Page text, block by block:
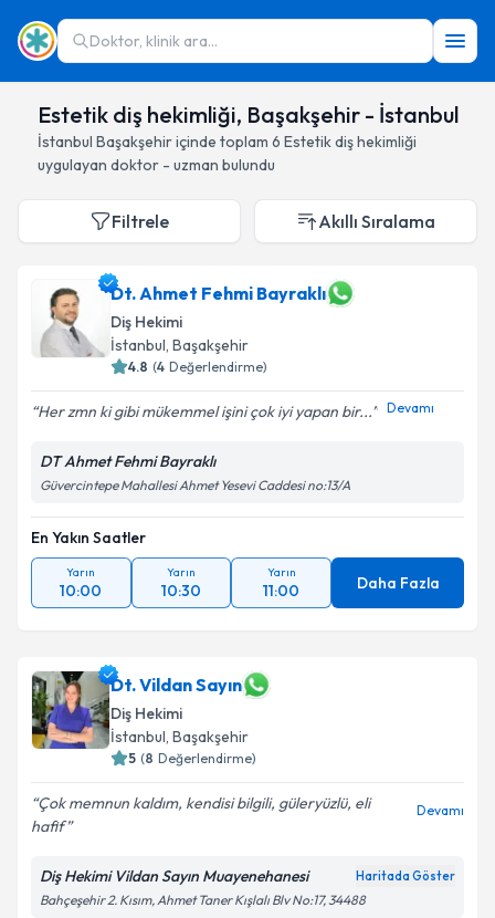
Doktor, klinik ara...
Estetik diş hekimliği, Başakşehir - İstanbul
İstanbul Başakşehiriçinde toplam 6 Estetik diş hekimliği
uygulayan doktor - uzman bulundu
Filtrele Akıllı Sıralama
Dt. Ahmet Fehmi Bayraklı
Diş Hekimi
İstanbul, Başakşehir
4.8 (4 Değerlendirme)
Her zmn ki gibi mükemmel işini çok iyi yapan bir... Devamı
DT Ahmet Fehmi Bayraklı
Güvercintepe Mahallesi Ahmet Yesevi Caddesi no:13/A
En Yakın Saatler
Yarın
10:00
Yarın
10:30
Yarın
11:00 Daha Fazla
Dt. Vildan Sayın
Diş Hekimi
İstanbul, Başakşehir
5 (8 Değerlendirme)
Çok memnun kaldım, kendisi bilgili, güleryüzlü, eli
hafif
Devamı
Diş Hekimi Vildan Sayın Muayenehanesi Haritada Göster
Bahçeşehir 2. Kısım, Ahmet Taner Kışlalı Blv No:17, 34488